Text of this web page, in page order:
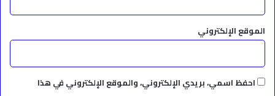
الموقع الإلكتروني
احفظ اسمي، بريدي الإلكتروني، والموقع الإلكتروني في هذا